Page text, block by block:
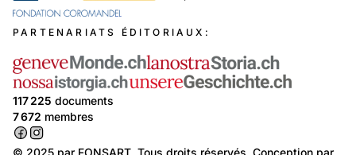
PARTENARIATS ÉDITORIAUX:
117 225 documents
7 672 membres
© 2025 par FONSART . Tous droits réservés. Conception par